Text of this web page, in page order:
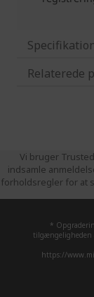
Relaterede
Vi bruger
indsamle
forholdsregler for at
*
tilgængeligheden
https://